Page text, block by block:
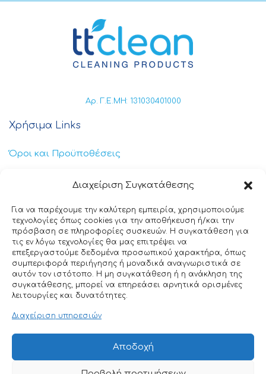
Διαχείριση Συγκατάθεσης
Για να παρέχουμε την καλύτερη εμπειρία, χρησιμοποιούμε
τεχνολογίες όπως cookies για την αποθήκευση ή/και την
πρόσβαση σε πληροφορίες συσκευών. Η συγκατάθεση για
τις εν λόγω τεχνολογίες θα μας επιτρέψει να
επεξεργαστούμε δεδομένα προσωπικού χαρακτήρα, όπως
συμπεριφορά περιήγησης ή μοναδικά αναγνωριστικά σε
αυτόν τον ιστότοπο. Η μη συγκατάθεση ή η ανάκληση της
συγκατάθεσης, μπορεί να επηρεάσει αρνητικά ορισμένες
λειτουργίες και δυνατότητες.
Διαχείριση υπηρεσιών
Αποδοχή
Αρ. Γ.Ε.ΜΗ: 131030401000
Χρήσιμα Links
Όροι και Προϋποθέσεις
Πολιτική Απορρήτου
Πολιτική Cookies
Επικοινωνία
+30 211 404 0235
info@ttclean.gr
© 2025 TT Clean All rights reserved. Designed by
Nuntiusweb